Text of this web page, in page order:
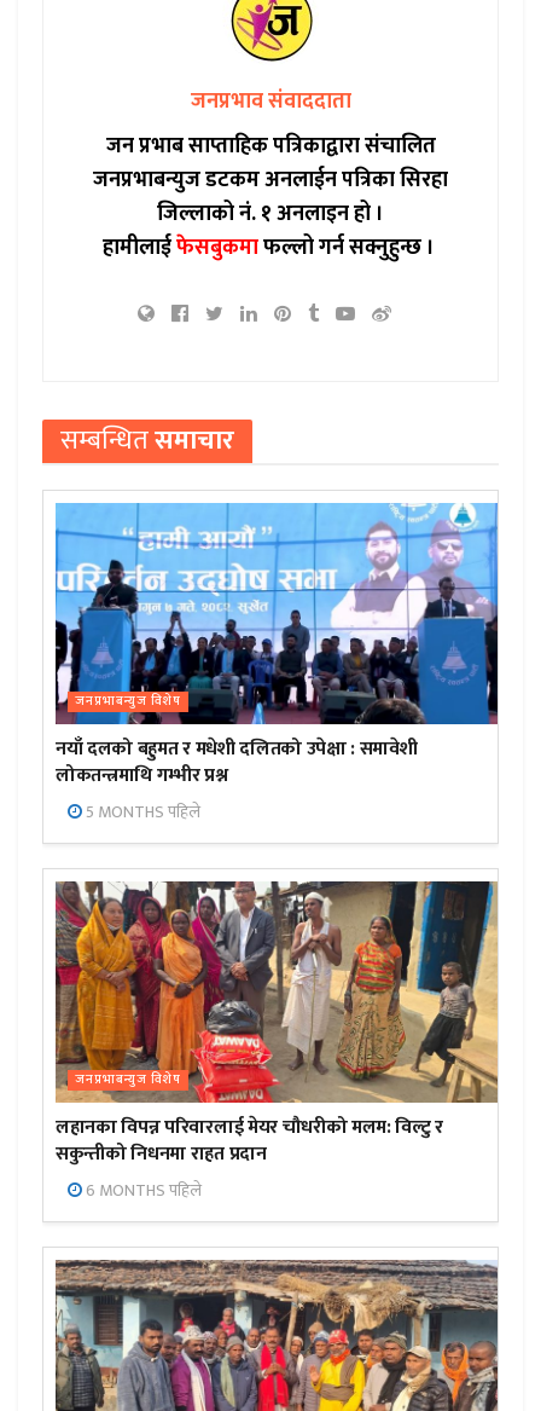
जनप्रभाव संवाददाता
जन प्रभाब साप्ताहिक पत्रिकाद्वारा संचालित
जनप्रभाबन्युज डटकम अनलाईन पत्रिका सिरहा
जिल्लाको नं. १ अनलाइन हो ।
हामीलाईफेसबुकमाफल्लो गर्न सक्नुहुन्छ ।
सम्बन्धितसमाचार
जनप्रभाबन्युज विशेष
नयाँ दलको बहुमत र मधेशी दलितको उपेक्षा : समावेशी
लोकतन्त्रमाथि गम्भीर प्रश्न
5 MONTHS पहिले
जनप्रभाबन्युज विशेष
लहानका विपन्न परिवारलाई मेयर चौधरीको मलम: विल्टु र
सकुन्तीको निधनमा राहत प्रदान
6 MONTHS पहिले